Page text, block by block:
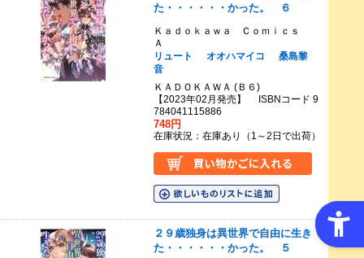
た・・・・・・かった。 ６
Ｋａｄｏｋａｗａ Ｃｏｍｉｃｓ
Ａ
リュート
オオハマイコ
桑島黎
音
ＫＡＤＯＫＡＷＡ (Ｂ６)
【2023年02月発売】 ISBNコード 9
784041115886
748円
在庫状況：在庫あり（1～2日で出荷）
２９歳独身は異世界で自由に生き
た・・・・・・かった。 ５